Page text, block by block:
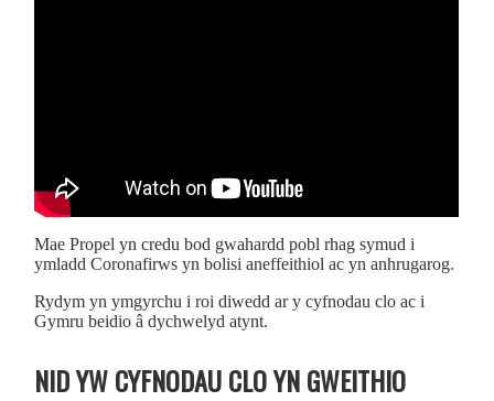
Mae Propel yn credu bod gwahardd pobl rhag symud i
ymladd Coronafirws yn bolisi aneffeithiol ac yn anhrugarog.
Rydym yn ymgyrchu i roi diwedd ar y cyfnodau clo ac i
Gymru beidio â dychwelyd atynt.
NID YW CYFNODAU CLO YN GWEITHIO